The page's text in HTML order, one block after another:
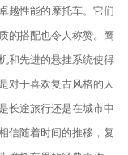
越性能的摩托车。它们
的搭配也令人称赞。鹰
和先进的悬挂系统使得
对于喜欢复古风格的人
长途旅行还是在城市中
信随着时间的推移，复